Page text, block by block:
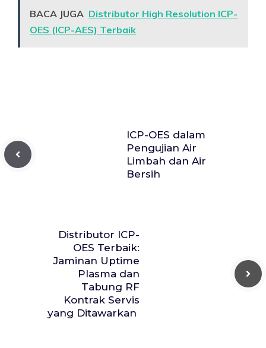
BACA JUGA Distributor High Resolution ICP-
OES (ICP-AES) Terbaik
ICP-OES dalam
Pengujian Air
Limbah dan Air
Bersih
Distributor ICP-
OES Terbaik:
Jaminan Uptime
Plasma dan
Tabung RF
Kontrak Servis
yang Ditawarkan